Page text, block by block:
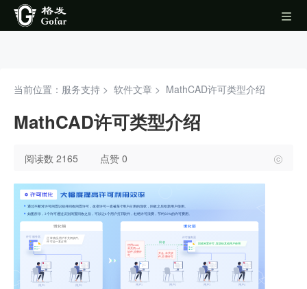
当前位置：服务支持 > 软件文章 > MathCAD许可类型介绍
MathCAD许可类型介绍
阅读数 2165 点赞 0